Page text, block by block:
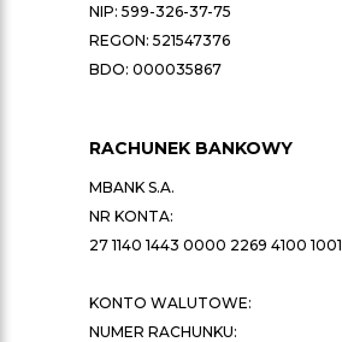
NIP: 599-326-37-75
REGON: 521547376
BDO: 000035867
RACHUNEK BANKOWY
MBANK S.A.
NR KONTA:
27 1140 1443 0000 2269 4100 1001
KONTO WALUTOWE:
NUMER RACHUNKU: